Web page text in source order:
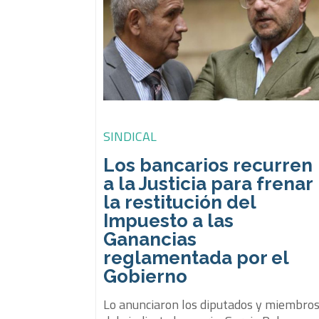
SINDICAL
Los bancarios recurren
a la Justicia para frenar
la restitución del
Impuesto a las
Ganancias
reglamentada por el
Gobierno
Lo anunciaron los diputados y